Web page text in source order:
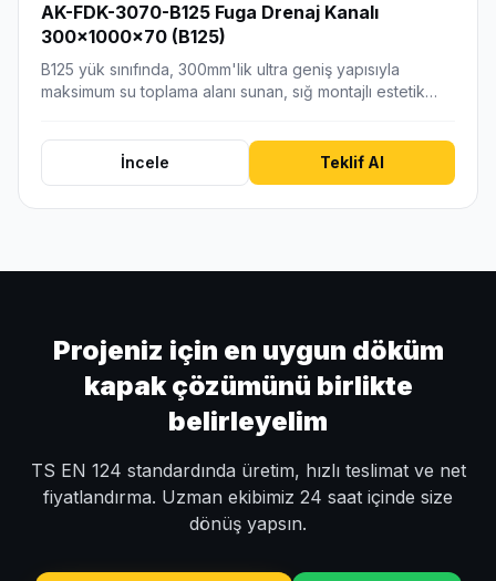
AK-FDK-3070-B125 Fuga Drenaj Kanalı
300x1000x70 (B125)
B125 yük sınıfında, 300mm'lik ultra geniş yapısıyla
maksimum su toplama alanı sunan, sığ montajlı estetik…
İncele Teklif Al
Projeniz için en uygun döküm
kapak çözümünü birlikte
belirleyelim
TS EN 124 standardında üretim, hızlı teslimat ve net
fiyatlandırma. Uzman ekibimiz 24 saat içinde size
dönüş yapsın.